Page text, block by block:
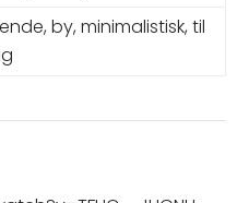
by, minimalistisk, til